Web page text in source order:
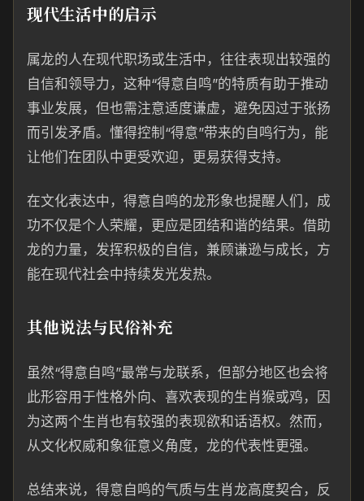
现代生活中的启示
属龙的人在现代职场或生活中，往往表现出较强的
自信和领导力，这种“得意自鸣”的特质有助于推动
事业发展，但也需注意适度谦虚，避免因过于张扬
而引发矛盾。懂得控制“得意”带来的自鸣行为，能
让他们在团队中更受欢迎，更易获得支持。
在文化表达中，得意自鸣的龙形象也提醒人们，成
功不仅是个人荣耀，更应是团结和谐的结果。借助
龙的力量，发挥积极的自信，兼顾谦逊与成长，方
能在现代社会中持续发光发热。
其他说法与民俗补充
虽然“得意自鸣”最常与龙联系，但部分地区也会将
此形容用于性格外向、喜欢表现的生肖猴或鸡，因
为这两个生肖也有较强的表现欲和话语权。然而，
从文化权威和象征意义角度，龙的代表性更强。
总结来说，得意自鸣的气质与生肖龙高度契合，反